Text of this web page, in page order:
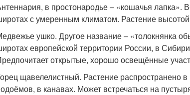
в простонародье – «кошачья лапка».
с умеренным климатом. Растение
ушко. Другое название – «толокнянка
европейской территории России, в
открытые, хорошо освещённые
щавелелистный. Растение распространено
в канавах. Может встречаться на